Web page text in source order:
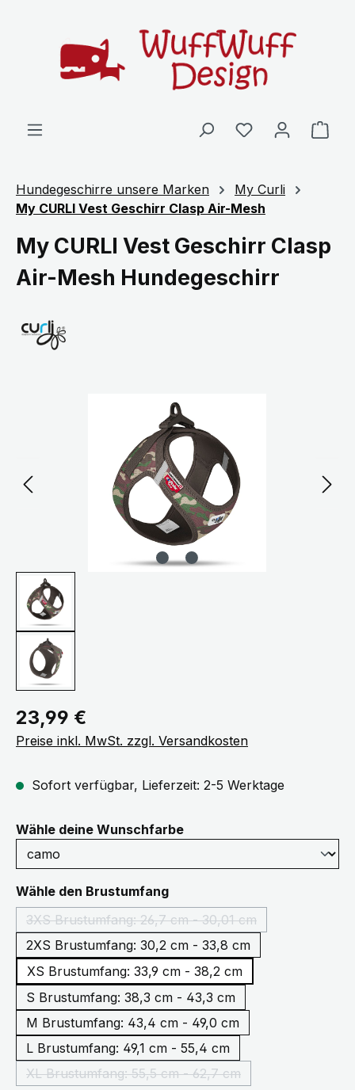
Hundegeschirre unsere Marken
My Curli
My CURLI Vest Geschirr Clasp Air-Mesh
My CURLI Vest Geschirr Clasp
Air-Mesh Hundegeschirr
Bildergalerie überspringen
Regulärer Preis:
23,99 €
Preise inkl. MwSt. zzgl. Versandkosten
Sofort verfügbar, Lieferzeit: 2-5 Werktage
Wähle deine Wunschfarbeauswählen
Wähle den Brustumfangauswählen
3XS Brustumfang: 26,7 cm - 30,01 cm
(Diese Option ist zurzeit nicht verfügbar.)
2XS Brustumfang: 30,2 cm - 33,8 cm
XS Brustumfang: 33,9 cm - 38,2 cm
S Brustumfang: 38,3 cm - 43,3 cm
M Brustumfang: 43,4 cm - 49,0 cm
L Brustumfang: 49,1 cm - 55,4 cm
XL Brustumfang: 55,5 cm - 62,7 cm
(Diese Option ist zurzeit nicht verfügbar.)